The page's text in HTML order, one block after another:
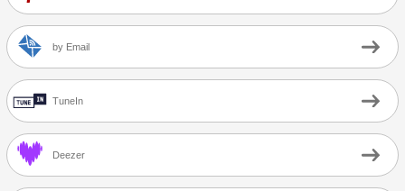
by Email
TuneIn
Deezer